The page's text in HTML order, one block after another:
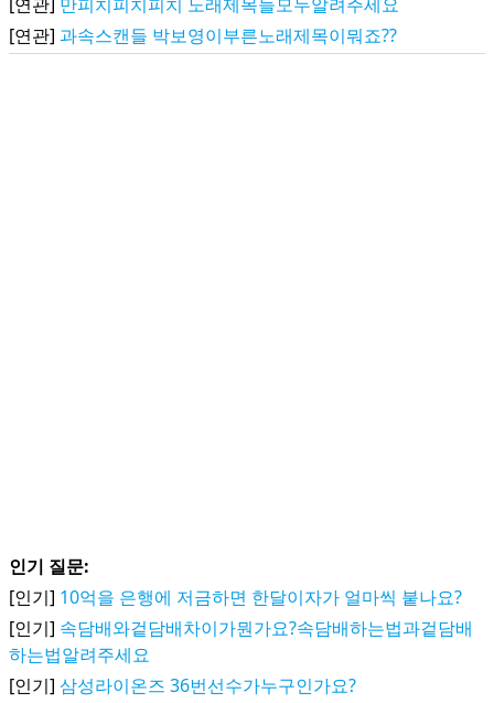
[연관] 과속스캔들 박보영이부른노래제목이뭐죠??
인기 질문:
[인기] 10억을 은행에 저금하면 한달이자가 얼마씩 붙나요?
[인기] 속담배와겉담배차이가뭔가요?속담배하는법과겉담배
하는법알려주세요
[인기] 삼성라이온즈 36번선수가누구인가요?